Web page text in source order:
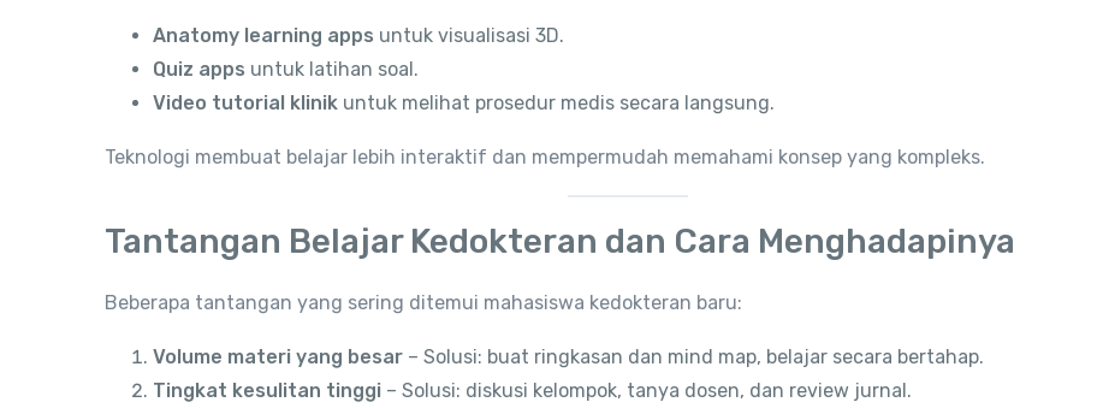
Anatomy learning apps untuk visualisasi 3D.
Quiz apps untuk latihan soal.
Video tutorial klinik untuk melihat prosedur medis secara langsung.
Teknologi membuat belajar lebih interaktif dan mempermudah memahami konsep yang kompleks.
Tantangan Belajar Kedokteran dan Cara Menghadapinya
Beberapa tantangan yang sering ditemui mahasiswa kedokteran baru:
Volume materi yang besar – Solusi: buat ringkasan dan mind map, belajar secara bertahap.
Tingkat kesulitan tinggi – Solusi: diskusi kelompok, tanya dosen, dan review jurnal.